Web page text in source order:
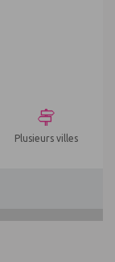
Plusieurs villes